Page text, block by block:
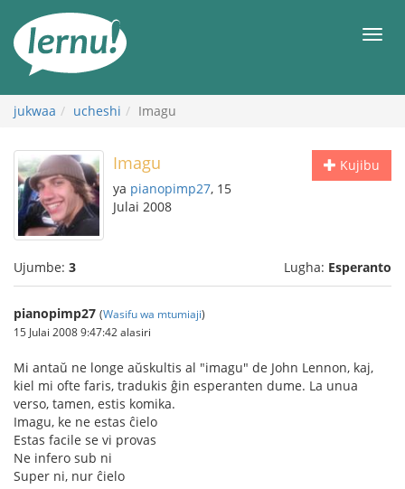
maudhui
jukwaa ucheshi Imagu
Kujibu
Imagu
ya pianopimp27, 15
Julai 2008
Ujumbe: 3 Lugha: Esperanto
pianopimp27 (Wasifu wa mtumiaji)
15 Julai 2008 9:47:42 alasiri
Mi antaŭ ne longe aŭskultis al "imagu" de John Lennon, kaj,
kiel mi ofte faris, tradukis ĝin esperanten dume. La unua
verso, tamen, estis komika.
Imagu, ke ne estas ĉielo
Estas facile se vi provas
Ne infero sub ni
Super ni, nur ĉielo